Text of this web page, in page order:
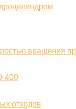
вращения
400
отходов